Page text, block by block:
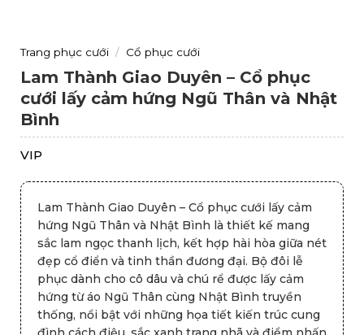
Trang phục cưới / Cổ phục cưới
Lam Thành Giao Duyên – Cổ phục
cưới lấy cảm hứng Ngũ Thân và Nhật
Bình
VIP
Lam Thành Giao Duyên – Cổ phục cưới lấy cảm
hứng Ngũ Thân và Nhật Bình là thiết kế mang
sắc lam ngọc thanh lịch, kết hợp hài hòa giữa nét
đẹp cổ điển và tinh thần đương đại. Bộ đôi lễ
phục dành cho cô dâu và chú rể được lấy cảm
hứng từ áo Ngũ Thân cùng Nhật Bình truyền
thống, nổi bật với những họa tiết kiến trúc cung